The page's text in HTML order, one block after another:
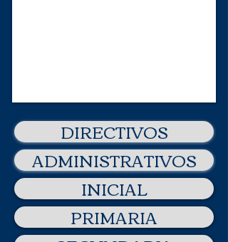
DIRECTIVOS
ADMINISTRATIVOS
INICIAL
PRIMARIA